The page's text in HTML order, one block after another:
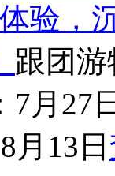
验，
跟团游
7月27
月13日